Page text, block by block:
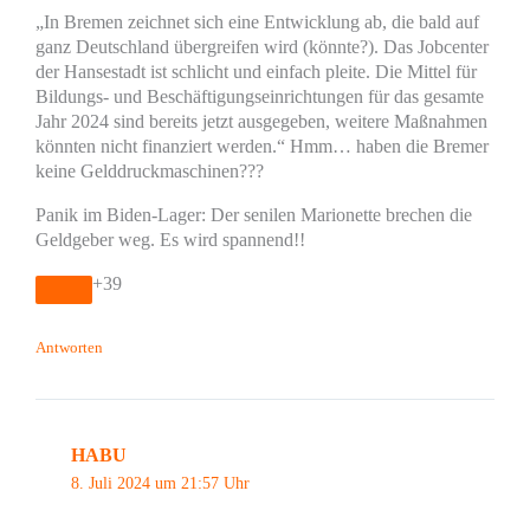
„In Bremen zeichnet sich eine Entwicklung ab, die bald auf
ganz Deutschland übergreifen wird (könnte?). Das Jobcenter
der Hansestadt ist schlicht und einfach pleite. Die Mittel für
Bildungs- und Beschäftigungseinrichtungen für das gesamte
Jahr 2024 sind bereits jetzt ausgegeben, weitere Maßnahmen
könnten nicht finanziert werden.“ Hmm… haben die Bremer
keine Gelddruckmaschinen???
Panik im Biden-Lager: Der senilen Marionette brechen die
Geldgeber weg. Es wird spannend!!
+39
Antworten
HABU
8. Juli 2024 um 21:57 Uhr